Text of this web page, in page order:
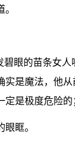
碧眼的苗条女
实是魔法，他
定是极度危险
眶。